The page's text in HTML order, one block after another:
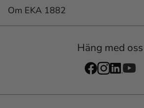
Om EKA 1882
Häng med oss